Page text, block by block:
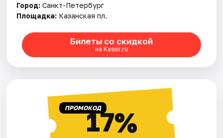
Город: Санкт-Петербург
Площадка: Казанская пл.
Билеты со скидкой
на Kassir.ru
ПРОМОКОД17%